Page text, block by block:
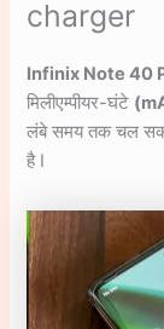
charger
Infinix Note 40
मिलीएम्पीयर-घंटे
लंबे समय तक चल
है I